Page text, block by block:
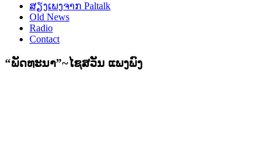
ສຽງເພງຈາກ Paltalk
Old News
Radio
Contact
“ພັດທະນາ”~ໄຊສວັນ ແພງພົງ